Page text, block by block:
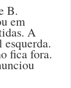
B.
em
A
fica fora.